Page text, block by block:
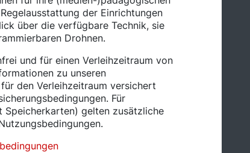
der Einrichtungen
über die verfügbare Technik, sie
Drohnen.
und für einen Verleihzeitraum von
zu unseren
den Verleihzeitraum versichert
Für
Speicherkarten) gelten zusätzliche